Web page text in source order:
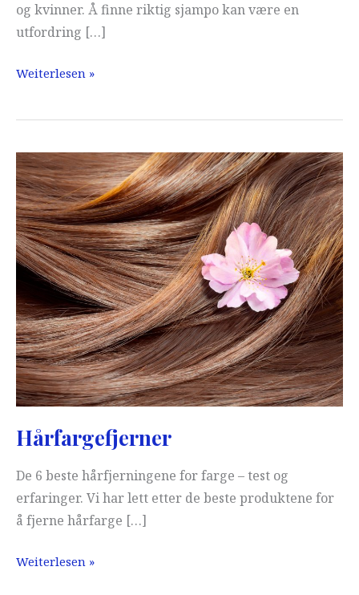
og kvinner. Å finne riktig sjampo kan være en
utfordring […]
Fuktighetsgivende
Weiterlesen »
Hårfargefjerner
De 6 beste hårfjerningene for farge – test og
erfaringer. Vi har lett etter de beste produktene for
å fjerne hårfarge […]
Hårfargefjerner
Weiterlesen »